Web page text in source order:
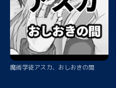
魔術学徒アスカ、おしおきの間